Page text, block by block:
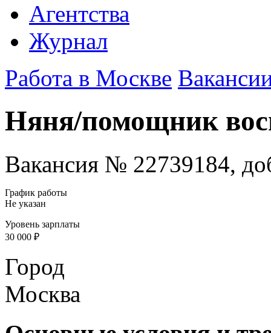
Агентства
Журнал
Работа в Москве
Няня/помощник
Вакансия № 22739184,
График работы
Не указан
Уровень зарплаты
30 000 ₽
Город
Москва